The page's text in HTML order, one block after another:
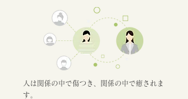
人は関係の中で傷つき、関係の中で癒されま
す。